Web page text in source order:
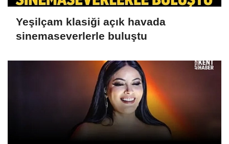
Yeşilçam klasiği açık havada
sinemaseverlerle buluştu